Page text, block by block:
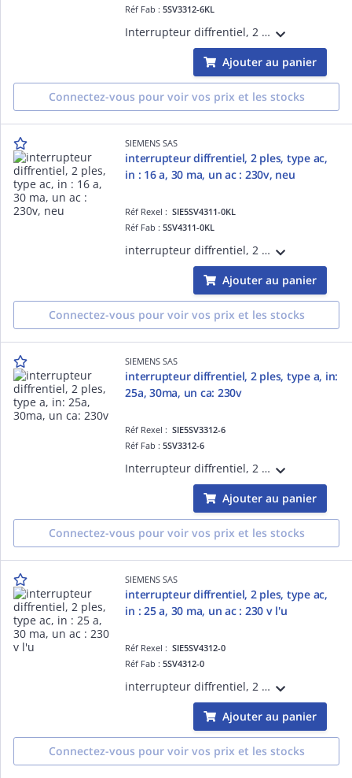
Réf Fab :5SV3312-6KL
Interrupteur diffrentiel, 2 ples, type A, In: 25A, 30mA, Un CA: 230V, liaisons N
Ajouter au panier
Connectez-vous pour voir vos prix et les stocks
SIEMENS SAS
interrupteur diffrentiel, 2 ples, type ac,
in : 16 a, 30 ma, un ac : 230v, neu
Réf Rexel :SIE5SV4311-0KL
Réf Fab :5SV4311-0KL
interrupteur diffrentiel, 2 ples, type AC, In : 16 A, 30 mA, Un AC : 230V, neutre gauche l'utilisation de cet appareil n'est pas autorise dans tous les pays, respecter les rgles d'installation nationales en vigueur
Ajouter au panier
Connectez-vous pour voir vos prix et les stocks
SIEMENS SAS
interrupteur diffrentiel, 2 ples, type a, in:
25a, 30ma, un ca: 230v
Réf Rexel :SIE5SV3312-6
Réf Fab :5SV3312-6
Interrupteur diffrentiel, 2 ples, type A, In: 25A, 30mA, Un CA: 230V
Ajouter au panier
Connectez-vous pour voir vos prix et les stocks
SIEMENS SAS
interrupteur diffrentiel, 2 ples, type ac,
in : 25 a, 30 ma, un ac : 230 v l'u
Réf Rexel :SIE5SV4312-0
Réf Fab :5SV4312-0
interrupteur diffrentiel, 2 ples, type AC, In : 25 A, 30 mA, Un AC : 230 V l'utilisation de cet appareil n'est pas autorise dans tous les pays, respecter les rgles d'installation nationales en vigueur
Ajouter au panier
Connectez-vous pour voir vos prix et les stocks